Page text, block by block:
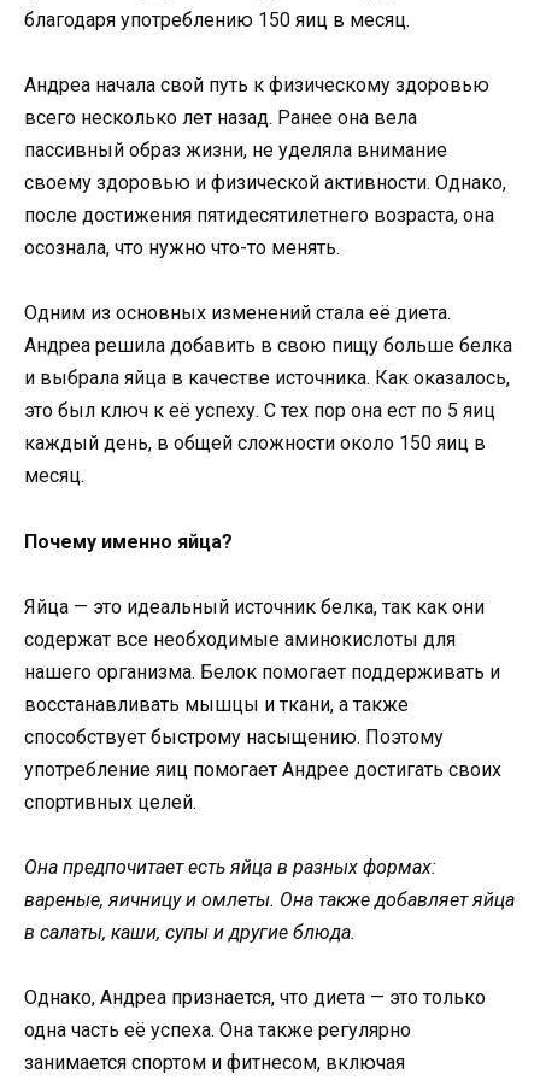
благодаря употреблению 150 яиц в месяц.
Андреа начала свой путь к физическому здоровью
всего несколько лет назад. Ранее она вела
пассивный образ жизни, не уделяла внимание
своему здоровью и физической активности. Однако,
после достижения пятидесятилетнего возраста, она
осознала, что нужно что-то менять.
Одним из основных изменений стала её диета.
Андреа решила добавить в свою пищу больше белка
и выбрала яйца в качестве источника. Как оказалось,
это был ключ к её успеху. С тех пор она ест по 5 яиц
каждый день, в общей сложности около 150 яиц в
месяц.
Почему именно яйца?
Яйца — это идеальный источник белка, так как они
содержат все необходимые аминокислоты для
нашего организма. Белок помогает поддерживать и
восстанавливать мышцы и ткани, а также
способствует быстрому насыщению. Поэтому
употребление яиц помогает Андрее достигать своих
спортивных целей.
Она предпочитает есть яйца в разных формах:
вареные, яичницу и омлеты. Она также добавляет яйца
в салаты, каши, супы и другие блюда.
Однако, Андреа признается, что диета — это только
одна часть её успеха. Она также регулярно
занимается спортом и фитнесом, включая